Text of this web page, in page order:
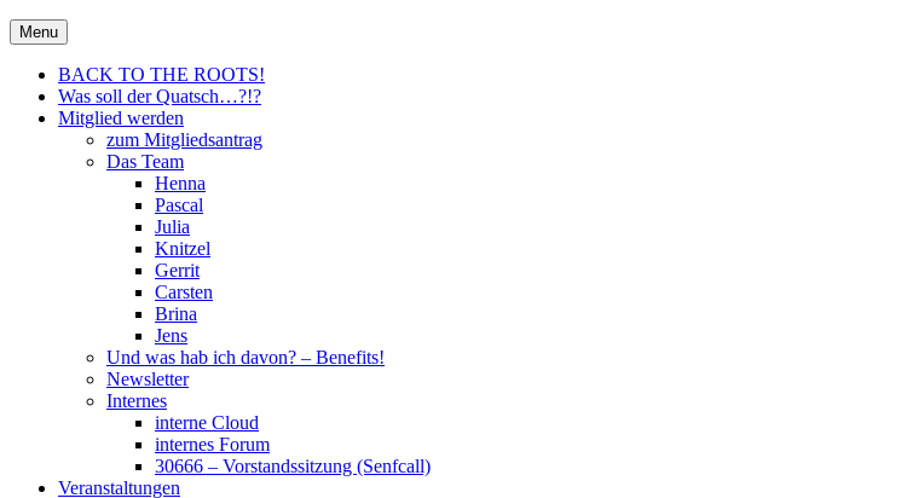
Skip
to
content
30666 – City Of Metal e.V.
Metal für Hannover \m/
Menu
BACK TO THE ROOTS!
Was soll der Quatsch…?!?
Mitglied werden
zum Mitgliedsantrag
Das Team
Henna
Pascal
Julia
Knitzel
Gerrit
Carsten
Brina
Jens
Und was hab ich davon? – Benefits!
Newsletter
Internes
interne Cloud
internes Forum
30666 – Vorstandssitzung (Senfcall)
Veranstaltungen